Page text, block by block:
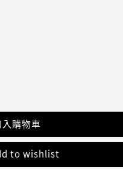
入購物車
to wishlist